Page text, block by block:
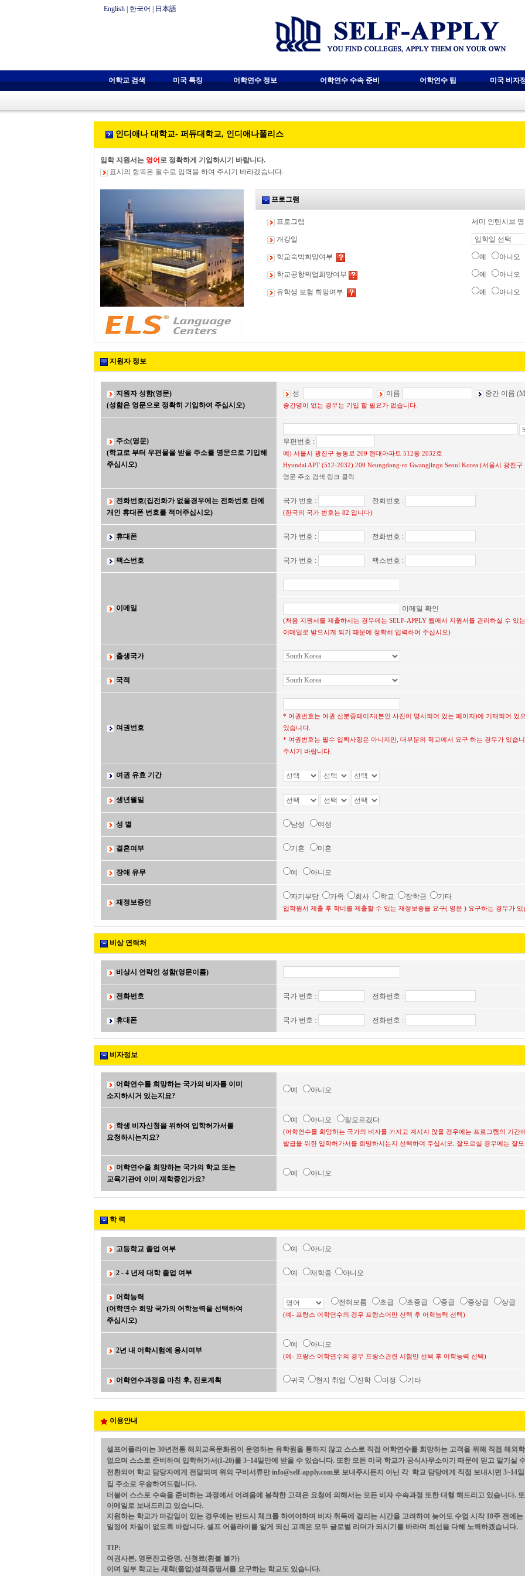
English 한국어 日本語
어학교 검색 미국 특징 어학연수 정보 어학연수 수속 준비 어학연수 팁 미국 비자
인디애나 대학교- 퍼듀대학교, 인디애나폴리스
입학 지원서는 영어 로 정확하게 기입하시기 바랍니다.
표시의 항목은 필수로 입력을 하여 주시기 바라겠습니다.
프로그램
프로그램 세미 인텐시브
개강일
학교숙박희망여부 예 아니오
학교공항픽업희망여부 예 아니오
유학생 보험 희망여부 예 아니오
지원자 정보
지원자 성함(영문)
(성함은 영문으로 정확히 기입하여 주십시오)
성 이름 중간 이름
중간명이 없는 경우는 기입 할 필요가 없습니다.
주소(영문)
(학교로 부터 우편물을 받을 주소를 영문으로 기입해
주십시오)
우편번호 :
예) 서울시 광진구 능동로 209 현대아파트 512동 2032호
Hyundai APT (512-2032) 209 Neungdong-ro Gwangjingu Seoul Korea (서울시 광진
영문 주소 검색 링크 클릭
전화번호(집전화가 없을경우에는 전화번호 란에
개인 휴대폰 번호를 적어주십시오)
국가 번호 : 전화번호 :
(한국의 국가 번호는 82 입니다)
휴대폰 국가 번호 : 전화번호 :
팩스번호 국가 번호 : 팩스번호 :
이메일 이메일 확인
(처음 지원서를 제출하시는 경우에는 SELF-APPLY 웹에서 지원서를 관리하실 수 있
이메일로 받으시게 되기 때문에 정확히 입력하여 주십시오)
출생국가
국적
여권번호
* 여권번호는 여권 신분증페이지(본인 사진이 명시되어 있는 페이지)에 기재되어 있
있습니다.
* 여권번호는 필수 입력사항은 아니지만, 대부분의 학교에서 요구 하는 경우가 있습
주시기 바랍니다.
여권 유효 기간
생년월일
성 별 남성 여성
결혼여부 기혼 미혼
장애 유무 예 아니오
재정보증인
자기부담 가족 회사 학교 장학금 기타
입학원서 제출 후 학비를 제출할 수 있는 재정보증을 요구( 영문 ) 요구하는 경우가 있
비상 연락처
비상시 연락인 성함(영문이름)
전화번호 국가 번호 : 전화번호 :
휴대폰 국가 번호 : 전화번호 :
비자정보
어학연수를 희망하는 국가의 비자를 이미
소지하시거 있는지요?
예 아니오
학생 비자신청을 위하여 입학허가서를
요청하시는지요?
예 아니오 잘모르겠다
(어학연수를 희망하는 국가의 비자를 가지고 계시지 않을 경우에는 프로그램의 기간
발급을 위한 입학허가서를 희망하시는지 선택하여 주십시오. 잘모르실 경우에는 잘
어학연수을 희망하는 국가의 학교 또는
교육기관에 이미 재학중인가요?
예 아니오
학 력
고등학교 졸업 여부 예 아니오
2 - 4 년제 대학 졸업 여부 예 재학중 아니오
어학능력
(어학연수 희망 국가의 어학능력을 선택하여
주십시오)
전혀모름 초급 초중급 중급 중상급 상급
(예- 프랑스 어학연수의 경우 프랑스어만 선택 후 어학능력 선택)
2년 내 어학시험에 응시여부
예 아니오
(예- 프랑스 어학연수의 경우 프랑스관련 시험만 선택 후 어학능력 선택)
어학연수과정을 마친 후, 진로계획 귀국 현지 취업 진학 미정 기타
이용안내
셀프어플라이는 30년전통 해외교육문화원이 운영하는 유학원을 통하지 않고 스스로 직접 어학연수를 희망하는 고객을 위해 직접 해외
없으며 스스로 준비하여 입학허가서(I-20)를 3~14일만에 받을 수 있습니다. 또한 모든 미국 학교가 공식사무소이기 때문에 믿고 맡기실
전환되어 학교 담당자에게 전달되며 위의 구비서류만 info@self-apply.com로 보내주시든지 아닌 각 학교 담당에게 직접 보내시면 3~14
집 주소로 우송하여드립니다.
더불어 스스로 수속을 준비하는 과정에서 어려움에 봉착한 고객은 요청에 의해서는 모든 비자 수속과정 또한 대행 해드리고 있습니다.
이메일로 보내드리고 있습니다.
지원하는 학교가 마감일이 있는 경우에는 반드시 체크를 하여야하며 비자 취득에 걸리는 시간을 고려하여 늦어도 수업 시작 10주 전에
일정에 차질이 없도록 바랍니다. 셀프 어플라이를 알게 되신 고객은 모두 글로벌 리더가 되시기를 바라며 최선을 다해 노력하겠습니다.
TIP:
여권사본, 영문잔고증명, 신청료(환불 불가)
이며 일부 학교는 재학(졸업)성적증명서를 요구하는 학교도 있습니다.